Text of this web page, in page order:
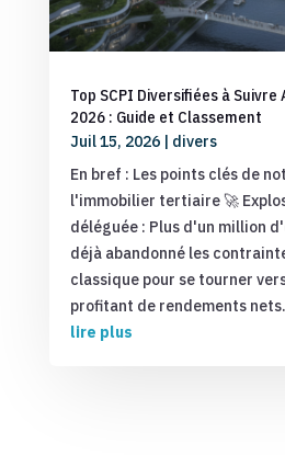
Top SCPI Diversifiées à
2026 : Guide et Classement
Juil 15, 2026| divers
En bref : Les points clés de
l'immobilier tertiaire 🚀
déléguée : Plus d'un million
déjà abandonné les
classique pour se tourner
profitant de rendements
lire plus